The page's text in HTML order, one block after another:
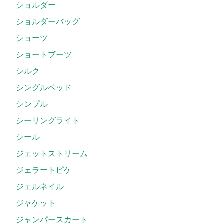
ショルダー
ショルダーバッグ
ショーツ
ショートブーツ
シルク
シングルベッド
シンプル
シーリングライト
シール
ジェットストリーム
ジェラートピケ
ジェルネイル
ジャケット
ジャンパースカート